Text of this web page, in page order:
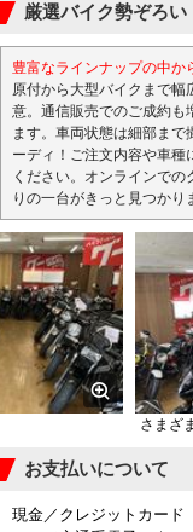
厳選バイク勢ぞろい
豊富なラインナップの中か
原付から大型バイクまで幅
意。通信販売でのご成約も
ます。車両状態は細部ま
ーディ！ご注文内容や車種
ください。オンラインで
りの一台がきっと見つかり
さまざ
お支払いについて
現金／クレジットカード